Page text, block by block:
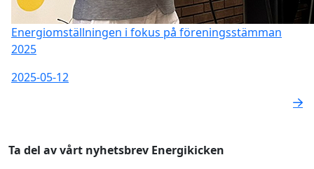
Energiomställningen i fokus på föreningsstämman
2025
2025-05-12
Ta del av vårt nyhetsbrev Energikicken